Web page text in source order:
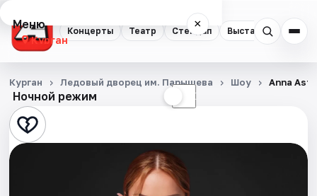
Концерты Театр Стендап Выставки
Меню ×
Курган
Концерты
Театр
Стендап
Ночной режим ☾
Курган Ледовый дворец им. Парышева Шоу Anna